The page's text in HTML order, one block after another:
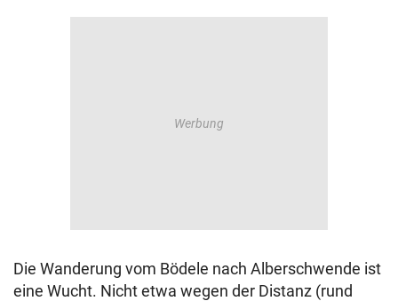
Die Wanderung vom Bödele nach Alberschwende ist
eine Wucht. Nicht etwa wegen der Distanz (rund